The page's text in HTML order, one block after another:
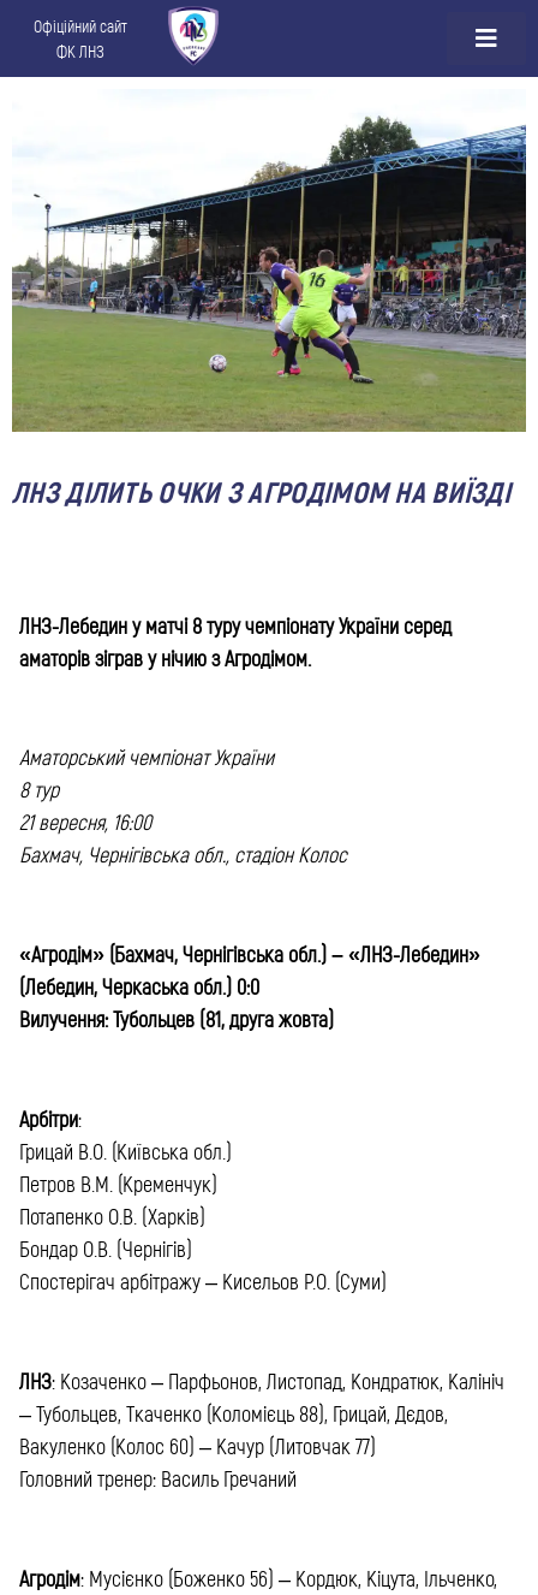
Офіційний сайт
ФК ЛНЗ
ЛНЗ ДІЛИТЬ ОЧКИ З АГРОДІМОМ НА ВИЇЗДІ
ЛНЗ-Лебедин у матчі 8 туру чемпіонату України серед
аматорів зіграв у нічию з Агродімом.
Аматорський чемпіонат України
8 тур
21 вересня, 16:00
Бахмач, Чернігівська обл., стадіон Колос
«Агродім» (Бахмач, Чернігівська обл.) – «ЛНЗ-Лебедин»
(Лебедин, Черкаська обл.) 0:0
Вилучення: Тубольцев (81, друга жовта)
Арбітри:
Грицай В.О. (Київська обл.)
Петров В.М. (Кременчук)
Потапенко О.В. (Харків)
Бондар О.В. (Чернігів)
Спостерігач арбітражу – Кисельов Р.О. (Суми)
ЛНЗ: Козаченко – Парфьонов, Листопад, Кондратюк, Калініч
– Тубольцев, Ткаченко (Коломієць 88), Грицай, Дєдов,
Вакуленко (Колос 60) – Качур (Литовчак 77)
Головний тренер: Василь Гречаний
Агродім: Мусієнко (Боженко 56) – Кордюк, Кіцута, Ільченко,